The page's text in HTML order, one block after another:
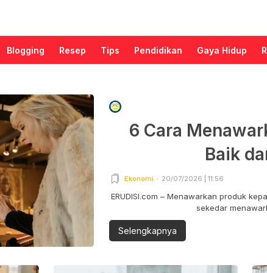
Blogging Resep Tips Pendidikan Gaya Hidup
6 Cara
Baik
Ekonomi 20/07/2026 | 11:56
ERUDISI.com – Menawarkan produk
sekedar
Selengkapnya